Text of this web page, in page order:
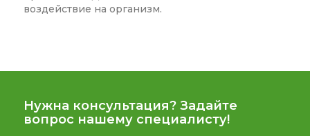
воздействие на организм.
Нужна консультация? Задайте
вопрос нашему специалисту!